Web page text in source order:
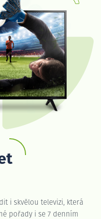
i skvělou televizi, která
pořady i se 7 denním